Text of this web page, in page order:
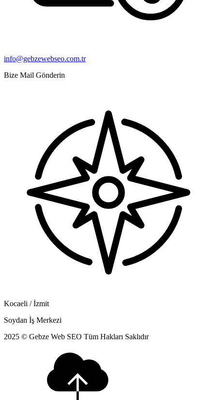
info@gebzewebseo.com.tr
Bize Mail Gönderin
Kocaeli / İzmit
Soydan İş Merkezi
2025 © Gebze Web SEO Tüm Hakları Saklıdır